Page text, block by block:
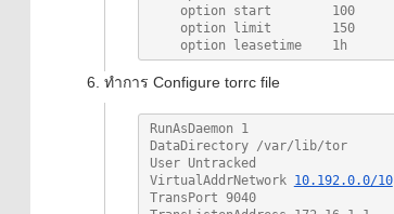
ทำการ Configure torrc file
RunAsDaemon 1
DataDirectory /var/lib/tor
User Untracked
VirtualAddrNetwork 10.192.0.0/10
TransPort 9040